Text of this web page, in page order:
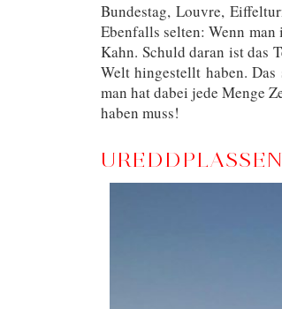
Bundestag, Louvre,
Ebenfalls selten: Wenn
Kahn. Schuld daran ist das
Welt hingestellt haben.
man hat dabei jede Menge
haben muss!